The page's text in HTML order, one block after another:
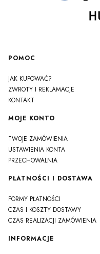
Linki w stopce
POMOC
JAK KUPOWAĆ?
ZWROTY I REKLAMACJE
KONTAKT
MOJE KONTO
TWOJE ZAMÓWIENIA
USTAWIENIA KONTA
PRZECHOWALNIA
PŁATNOŚCI I DOSTAWA
FORMY PŁATNOŚCI
CZAS I KOSZTY DOSTAWY
CZAS REALIZACJI ZAMÓWIENIA
INFORMACJE